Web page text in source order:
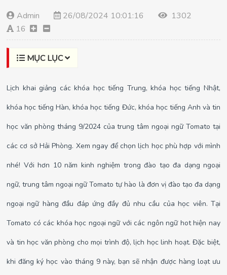
Admin 26/08/2024 10:01:16
1302
16
MỤC LỤC
Lịch khai giảng các khóa học tiếng Trung, khóa học tiếng Nhật,
khóa học tiếng Hàn, khóa học tiếng Đức, khóa học tiếng Anh và tin
học văn phòng tháng 9/2024 của trung tâm ngoại ngữ Tomato tại
các cơ sở Hải Phòng. Xem ngay để chọn lịch học phù hợp với mình
nhé! Với hơn 10 năm kinh nghiệm trong đào tạo đa dạng ngoại
ngữ, trung tâm ngoại ngữ Tomato tự hào là đơn vị đào tạo đa dạng
ngoại ngữ hàng đầu đáp ứng đầy đủ nhu cầu của học viên. Tại
Tomato có các khóa học ngoại ngữ với các ngôn ngữ hot hiện nay
và tin học văn phòng cho mọi trình độ, lịch học linh hoạt. Đặc biệt,
khi đăng ký học vào tháng 9 này, bạn sẽ nhận được hàng loạt ưu